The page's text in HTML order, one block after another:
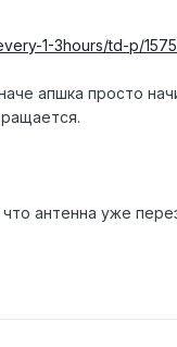
1-3hours/td-p/
апшка просто
антенна уже